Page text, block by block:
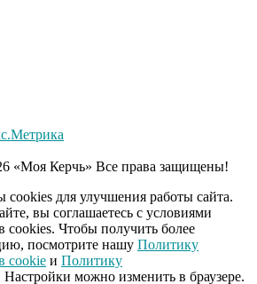
«Моя Керчь» Все права защищены!
для улучшения работы сайта.
вы соглашаетесь с условиями
cookies. Чтобы получить более
посмотрите нашу Политику
cookie и Политику
Настройки можно изменить в браузере.